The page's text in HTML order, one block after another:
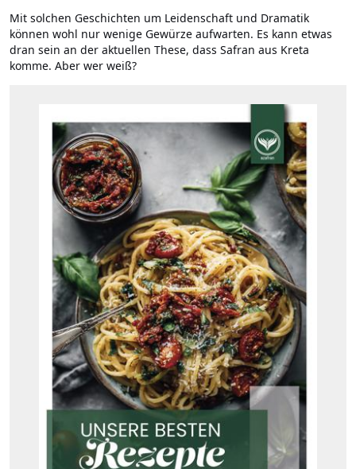
Mit solchen Geschichten um Leidenschaft und Dramatik
können wohl nur wenige Gewürze aufwarten. Es kann etwas
dran sein an der aktuellen These, dass Safran aus Kreta
komme. Aber wer weiß?